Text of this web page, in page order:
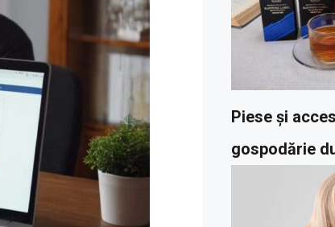
Piese și
gospodărie